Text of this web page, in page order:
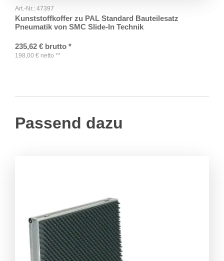
Art.-Nr.: 47397
Kunststoffkoffer zu PAL Standard Bauteilesatz
Pneumatik von SMC Slide-In Technik
235,62 € brutto *
198,00 € netto **
Passend dazu